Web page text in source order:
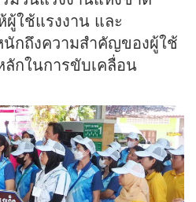
ผู้ใช้แรงงาน และ
กถึงความสำคัญของผู้ใช้
ลักในการขับเคลื่อน